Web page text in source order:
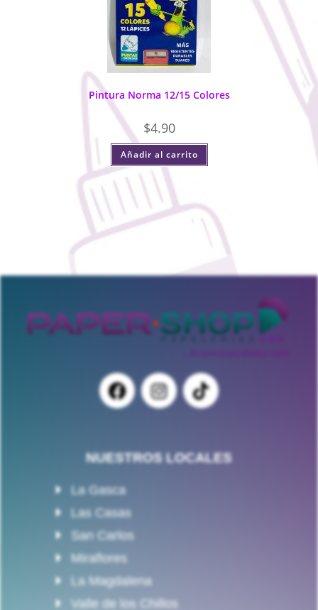
Pintura Norma 12/15 Colores
$4.90
Añadir al carrito
NUESTROS LOCALES
La Gasca
Las Casas
San Carlos
Miraflores
La Magdalena
Valle de los Chillos